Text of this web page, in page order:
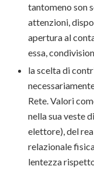
tantomeno son
attenzioni,
apertura al
essa,
la scelta di
Rete. Valori
nella sua veste
elettore), del
relazionale
lentezza